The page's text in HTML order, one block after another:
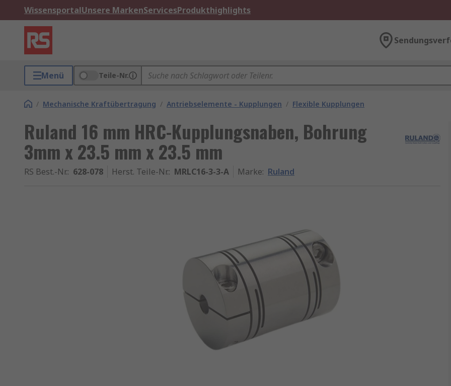
WissensportalUnsere MarkenServicesProdukthighlights
Menü Teile-Nr.
/ Mechanische Kraftübertragung / Antriebselemente - Kupplungen / Flexible Kupplungen
Ruland 16 mm HRC-Kupplungsnaben, Bohrung
3mm x 23.5 mm x 23.5 mm
RS Best.-Nr.: 628-078 Herst. Teile-Nr.: MRLC16-3-3-A Marke: Ruland